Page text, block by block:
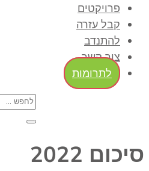
פרויקטים
קבל עזרה
להתנדב
צור קשר
לתרומות
סיכום 2022